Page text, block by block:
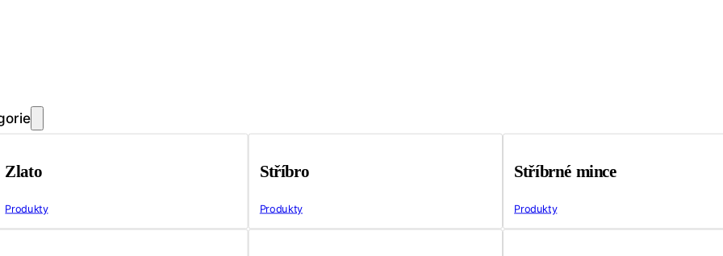
Zlato
Produkty
Stříbro
Produkty
Stříbrné mince
Produkty